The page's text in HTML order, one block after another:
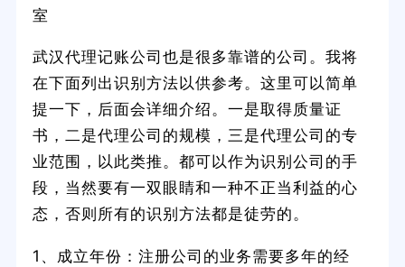
室
武汉代理记账公司也是很多靠谱的公司。我将
在下面列出识别方法以供参考。这里可以简单
提一下，后面会详细介绍。一是取得质量证
书，二是代理公司的规模，三是代理公司的专
业范围，以此类推。都可以作为识别公司的手
段，当然要有一双眼睛和一种不正当利益的心
态，否则所有的识别方法都是徒劳的。
1、成立年份：注册公司的业务需要多年的经